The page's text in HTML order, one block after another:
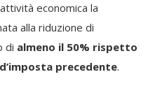
economica la
alla riduzione di
di almeno il 50% rispetto
precedente.